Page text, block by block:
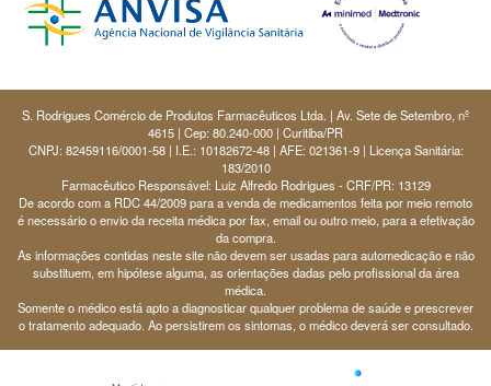
S. Rodrigues Comércio de Produtos Farmacêuticos Ltda. | Av. Sete de Setembro, nº
4615 | Cep: 80.240-000 | Curitiba/PR
CNPJ: 82459116/0001-58 | I.E.: 10182672-48 | AFE: 021361-9 | Licença Sanitária:
183/2010
Farmacêutico Responsável: Luiz Alfredo Rodrigues - CRF/PR: 13129
De acordo com a RDC 44/2009 para a venda de medicamentos feita por meio remoto
é necessário o envio da receita médica por fax, email ou outro meio, para a efetivação
da compra.
As informações contidas neste site não devem ser usadas para automedicação e não
substituem, em hipótese alguma, as orientações dadas pelo profissional da área
médica.
Somente o médico está apto a diagnosticar qualquer problema de saúde e prescrever
o tratamento adequado. Ao persistirem os sintomas, o médico deverá ser consultado.